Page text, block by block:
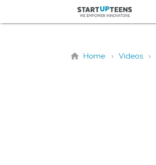
Home Videos